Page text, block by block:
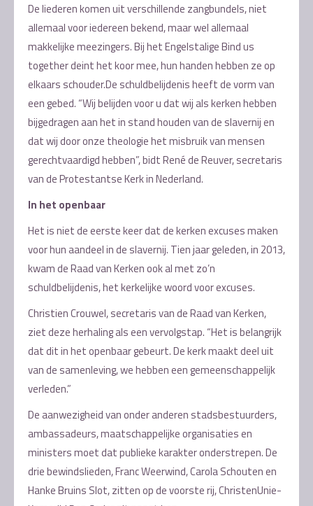
De liederen komen uit verschillende zangbundels, niet
allemaal voor iedereen bekend, maar wel allemaal
makkelijke meezingers. Bij het Engelstalige Bind us
together deint het koor mee, hun handen hebben ze op
elkaars schouder.De schuldbelijdenis heeft de vorm van
een gebed. “Wij belijden voor u dat wij als kerken hebben
bijgedragen aan het in stand houden van de slavernij en
dat wij door onze theologie het misbruik van mensen
gerechtvaardigd hebben”, bidt René de Reuver, secretaris
van de Protestantse Kerk in Nederland.
In het openbaar
Het is niet de eerste keer dat de kerken excuses maken
voor hun aandeel in de slavernij. Tien jaar geleden, in 2013,
kwam de Raad van Kerken ook al met zo’n
schuldbelijdenis, het kerkelijke woord voor excuses.
Christien Crouwel, secretaris van de Raad van Kerken,
ziet deze herhaling als een vervolgstap. “Het is belangrijk
dat dit in het openbaar gebeurt. De kerk maakt deel uit
van de samenleving, we hebben een gemeenschappelijk
verleden.”
De aanwezigheid van onder anderen stadsbestuurders,
ambassadeurs, maatschappelijke organisaties en
ministers moet dat publieke karakter onderstrepen. De
drie bewindslieden, Franc Weerwind, Carola Schouten en
Hanke Bruins Slot, zitten op de voorste rij, ChristenUnie-